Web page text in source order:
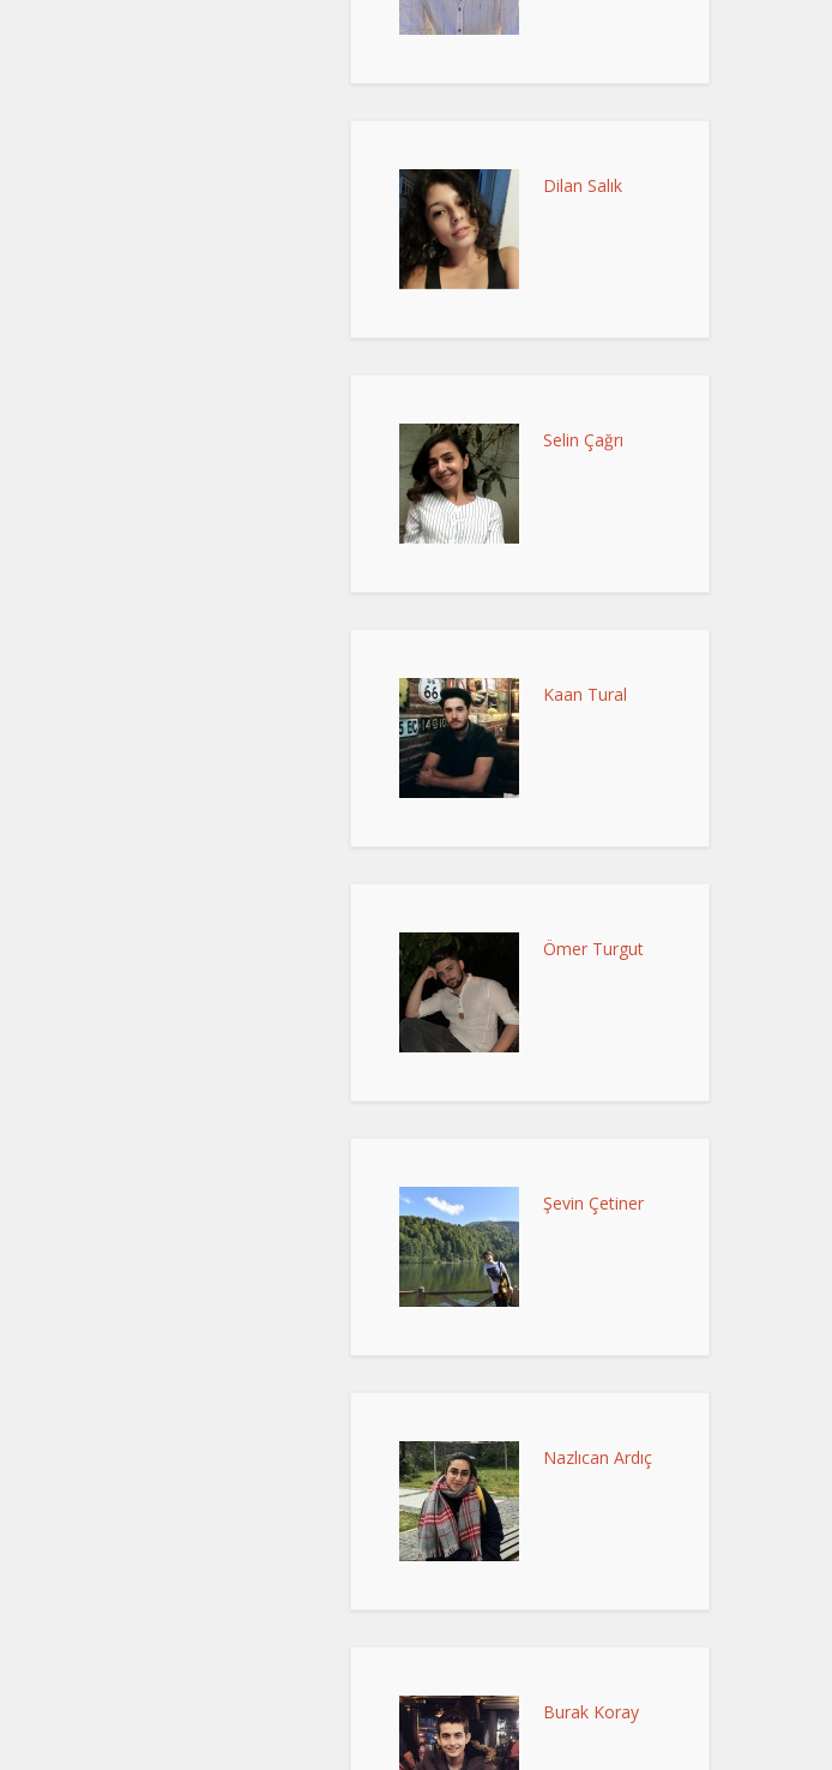
Dilan Salık
Selin Çağrı
Kaan Tural
Ömer Turgut
Şevin Çetiner
Nazlıcan Ardıç
Burak Koray